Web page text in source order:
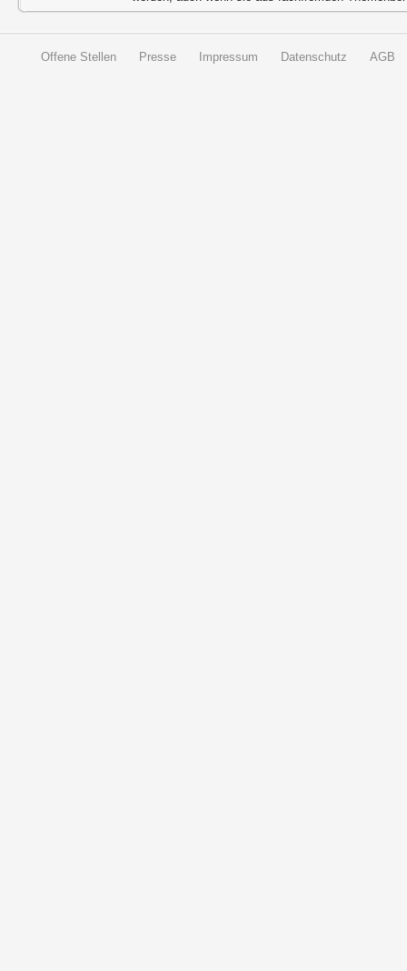
Offene Stellen Presse Impressum Datenschutz AGB